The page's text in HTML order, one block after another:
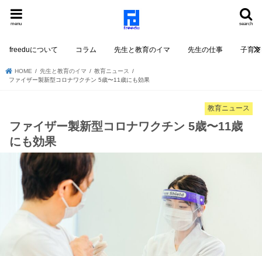
search
menu
freeduについて コラム 先生と教育のイマ 先生の仕事 子育て
HOME 先生と教育のイマ
教育ニュース
ファイザー製新型コロナワクチン 5歳〜11歳にも効果
教育ニュース
ファイザー製新型コロナワクチン 5歳〜11歳
にも効果